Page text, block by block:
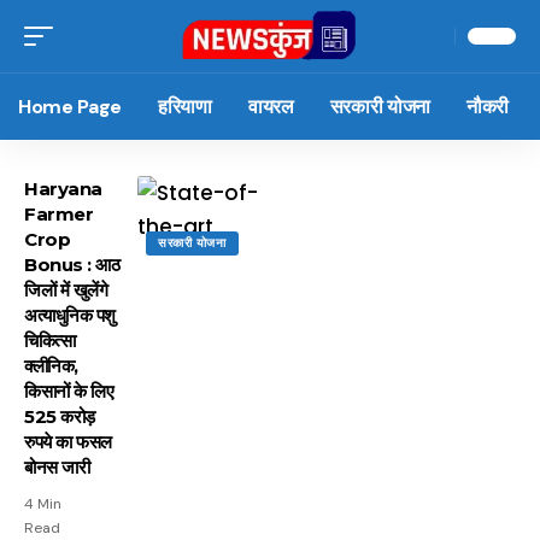
Home Page हरियाणा वायरल सरकारी योजना नौकरी
सरकारी योजना
Haryana
Farmer
Crop
Bonus : आठ
जिलों में खुलेंगे
अत्याधुनिक पशु
चिकित्सा
क्लीनिक,
किसानों के लिए
525 करोड़
रुपये का फसल
बोनस जारी
4 Min
Read